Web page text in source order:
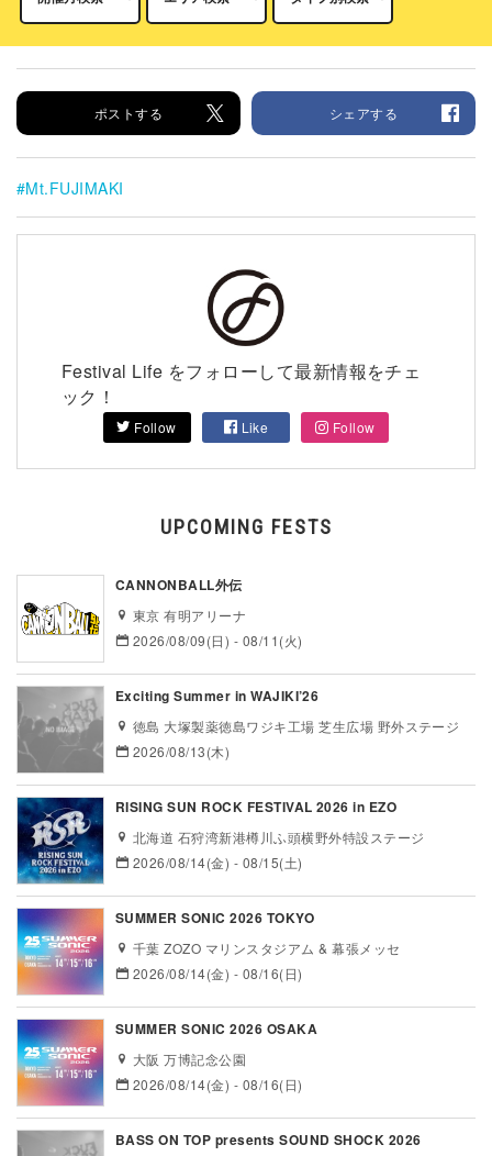
ポストする シェアする
Mt.FUJIMAKI
Festival Life をフォローして最新情報をチェ
ック！
Follow Like Follow
UPCOMING FESTS
CANNONBALL外伝
東京 有明アリーナ
2026/08/09(日) - 08/11(火)
Exciting Summer in WAJIKI’26
徳島 大塚製薬徳島ワジキ工場 芝生広場 野外ステージ
2026/08/13(木)
RISING SUN ROCK FESTIVAL 2026 in EZO
北海道 石狩湾新港樽川ふ頭横野外特設ステージ
2026/08/14(金) - 08/15(土)
SUMMER SONIC 2026 TOKYO
千葉 ZOZO マリンスタジアム & 幕張メッセ
2026/08/14(金) - 08/16(日)
SUMMER SONIC 2026 OSAKA
大阪 万博記念公園
2026/08/14(金) - 08/16(日)
BASS ON TOP presents SOUND SHOCK 2026